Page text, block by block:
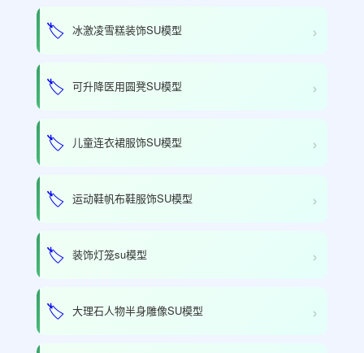
🏷️ 冰激凌雪糕装饰SU模型 ›
🏷️ 可升降医用圆凳SU模型 ›
🏷️ 儿童连衣裙服饰SU模型 ›
🏷️ 运动鞋帆布鞋服饰SU模型 ›
🏷️ 装饰灯笼su模型 ›
🏷️ 大理石人物半身雕像SU模型 ›